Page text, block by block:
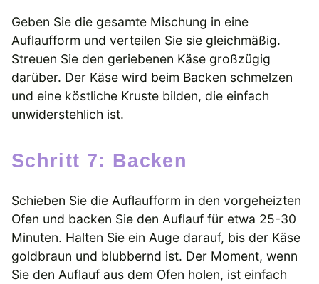
Geben Sie die gesamte Mischung in eine
Auflaufform und verteilen Sie sie gleichmäßig.
Streuen Sie den geriebenen Käse großzügig
darüber. Der Käse wird beim Backen schmelzen
und eine köstliche Kruste bilden, die einfach
unwiderstehlich ist.
Schritt 7: Backen
Schieben Sie die Auflaufform in den vorgeheizten
Ofen und backen Sie den Auflauf für etwa 25-30
Minuten. Halten Sie ein Auge darauf, bis der Käse
goldbraun und blubbernd ist. Der Moment, wenn
Sie den Auflauf aus dem Ofen holen, ist einfach